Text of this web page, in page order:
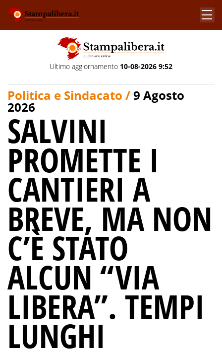
Ultimo aggiornamento 10-08-2026 9:52
Politica e Sindacato /9 Agosto
2026
SALVINI
PROMETTE I
CANTIERI A
BREVE, MA NON
C’È STATO
ALCUN “VIA
LIBERA”. TEMPI
LUNGHI